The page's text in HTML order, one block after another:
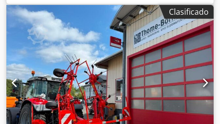
mm, ancho total:3,000 mm, número de máquina/vehículo:
EFA00914, Hooikneuzer (trituradora de heno): en estado
prácticamente nuevo, con muy poco uso hasta julio de
2026; se vende debido a la compra de una máquina
combinada de corte y trituración. Codpfjzq S Dtjx Ah Iorf
Siempre guardada en un lugar seco, limpia y engrasada
con regularidad. Rueda ajustable para controlar la
profundidad de los dientes. Trituración ajustable en 4
posiciones. Muy difícil de encontrar en segunda mano, y
mucho menos en estas excelentes condiciones. Todo está
en perfecto estado: neumáticos, dientes, piezas móviles,
chasis...
Clasificado